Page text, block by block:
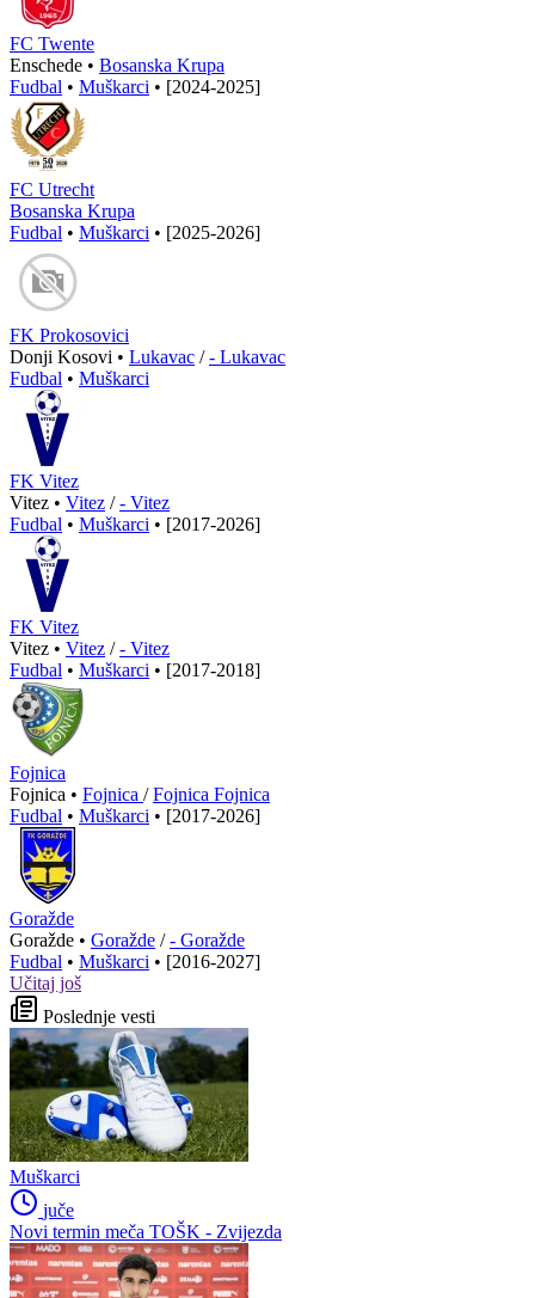
FC Twente
Enschede • Bosanska Krupa
Fudbal • Muškarci • [2024-2025]
FC Utrecht
Bosanska Krupa
Fudbal • Muškarci • [2025-2026]
FK Prokosovici
Donji Kosovi • Lukavac /- Lukavac
Fudbal • Muškarci
FK Vitez
Vitez • Vitez /- Vitez
Fudbal • Muškarci • [2017-2026]
FK Vitez
Vitez • Vitez /- Vitez
Fudbal • Muškarci • [2017-2018]
Fojnica
Fojnica • Fojnica /Fojnica Fojnica
Fudbal • Muškarci • [2017-2026]
Goražde
Goražde • Goražde /- Goražde
Fudbal • Muškarci • [2016-2027]
Učitaj još
Poslednje vesti
Muškarci
juče
Novi termin meča TOŠK - Zvijezda